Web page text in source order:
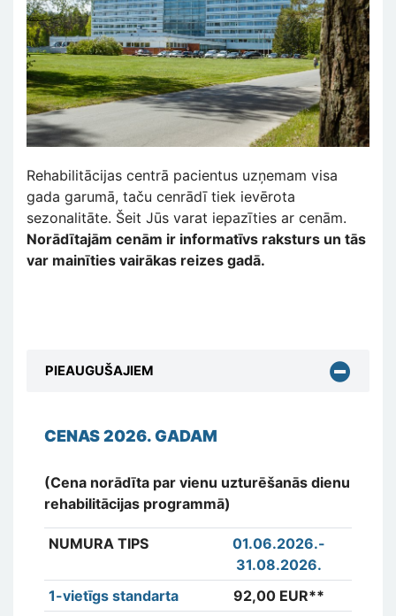
Rehabilitācijas centrā pacientus uzņemam visa
gada garumā, taču cenrādī tiek ievērota
sezonalitāte. Šeit Jūs varat iepazīties ar cenām.
Norādītajām cenām ir informatīvs raksturs un tās
var mainīties vairākas reizes gadā.
PIEAUGUŠAJIEM
CENAS 2026. GADAM
(Cena norādīta par vienu uzturēšanās dienu
rehabilitācijas programmā)
NUMURA TIPS 01.06.2026.-
31.08.2026.
1-vietīgs standarta
92,00 EUR**